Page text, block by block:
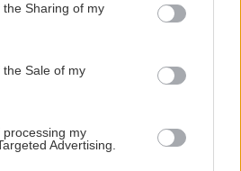
Sharing of my
Sale of my
my
Advertising.
481 m, celkový čas 1:50 h. GPX na
na Mapy.cz.
na východ je veľmi pestrý. Nečakaj
je vápencové pohorie s krasovým